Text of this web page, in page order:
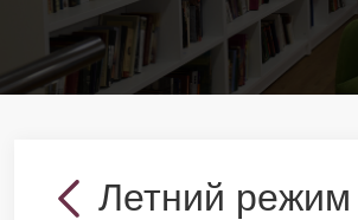
Летний режим